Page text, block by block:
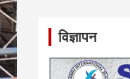
विज्ञापन